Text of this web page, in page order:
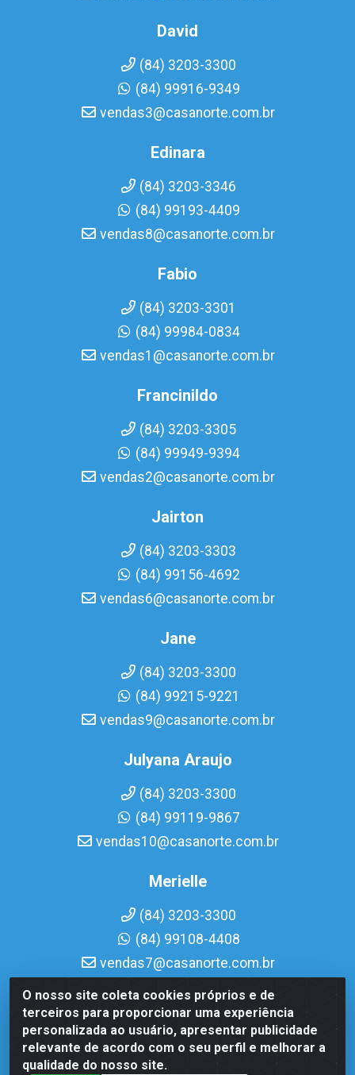
O nosso site coleta cookies próprios e de
terceiros para proporcionar uma experiência
personalizada ao usuário, apresentar publicidade
relevante de acordo com o seu perfil e melhorar a
qualidade do nosso site.
David
(84) 3203-3300
(84) 99916-9349
vendas3@casanorte.com.br
Edinara
(84) 3203-3346
(84) 99193-4409
vendas8@casanorte.com.br
Fabio
(84) 3203-3301
(84) 99984-0834
vendas1@casanorte.com.br
Francinildo
(84) 3203-3305
(84) 99949-9394
vendas2@casanorte.com.br
Jairton
(84) 3203-3303
(84) 99156-4692
vendas6@casanorte.com.br
Jane
(84) 3203-3300
(84) 99215-9221
vendas9@casanorte.com.br
Julyana Araujo
(84) 3203-3300
(84) 99119-9867
vendas10@casanorte.com.br
Merielle
(84) 3203-3300
(84) 99108-4408
vendas7@casanorte.com.br
Casa Norte LTDA - Av. Interventor Mário Câmara, 1815 -
Dix-Sept Rosado, Natal/RN - CEP 59054-600 - CNPJ
08.713.513/0001-51